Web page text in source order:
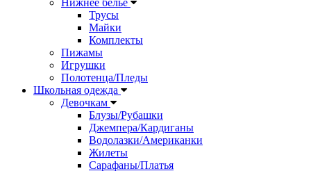
Трусы
Майки
Комплекты
Пижамы
Игрушки
Полотенца/Пледы
Школьная одежда
Девочкам
Блузы/Рубашки
Джемпера/Кардиганы
Водолазки/Американки
Жилеты
Сарафаны/Платья